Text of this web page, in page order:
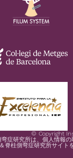
© Copyright
症研究所は、個人情報
脊柱側弯症研究所サイ